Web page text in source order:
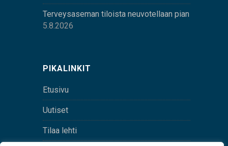
Terveysaseman tiloista neuvotellaan pian
5.8.2026
PIKALINKIT
Etusivu
Uutiset
Tilaa lehti